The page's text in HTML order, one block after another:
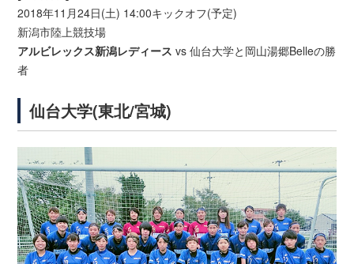
2018年11月24日(土) 14:00キックオフ(予定)
新潟市陸上競技場
アルビレックス新潟レディース vs 仙台大学と岡山湯郷Belleの勝
者
仙台大学(東北/宮城)